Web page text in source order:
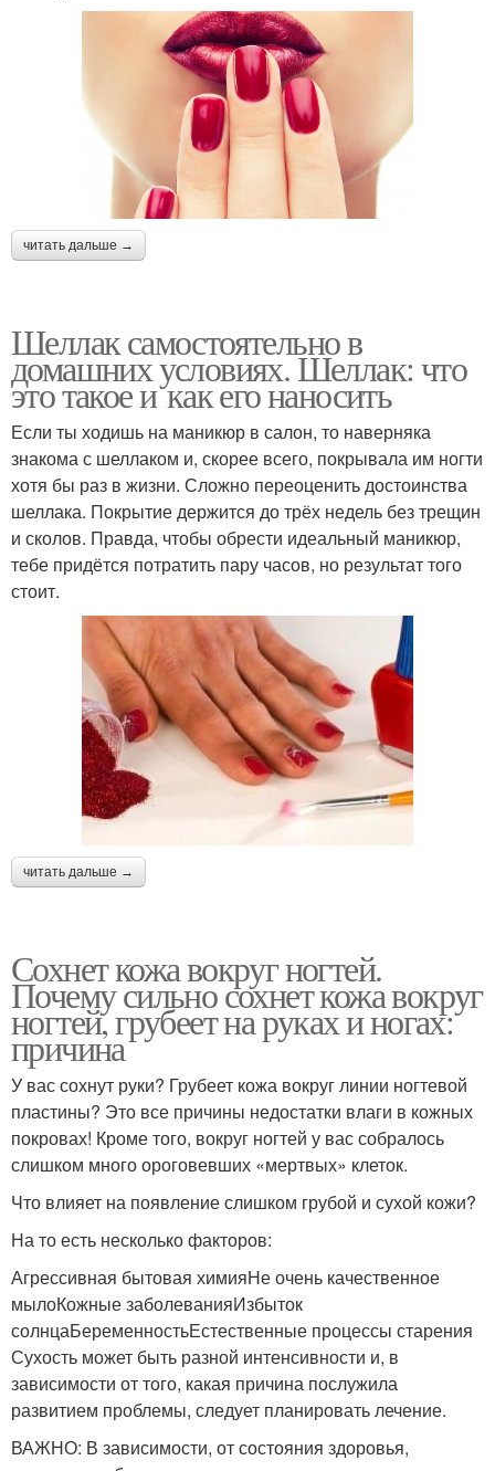
читать дальше →
Шеллак самостоятельно в
домашних условиях. Шеллак: что
это такое и как его наносить
Если ты ходишь на маникюр в салон, то наверняка
знакома с шеллаком и, скорее всего, покрывала им ногти
хотя бы раз в жизни. Сложно переоценить достоинства
шеллака. Покрытие держится до трёх недель без трещин
и сколов. Правда, чтобы обрести идеальный маникюр,
тебе придётся потратить пару часов, но результат того
стоит.
читать дальше →
Сохнет кожа вокруг ногтей.
Почему сильно сохнет кожа вокруг
ногтей, грубеет на руках и ногах:
причина
У вас сохнут руки? Грубеет кожа вокруг линии ногтевой
пластины? Это все причины недостатки влаги в кожных
покровах! Кроме того, вокруг ногтей у вас собралось
слишком много ороговевших «мертвых» клеток.
Что влияет на появление слишком грубой и сухой кожи?
На то есть несколько факторов:
Агрессивная бытовая химияНе очень качественное
мылоКожные заболеванияИзбыток
солнцаБеременностьЕстественные процессы старения
Сухость может быть разной интенсивности и, в
зависимости от того, какая причина послужила
развитием проблемы, следует планировать лечение.
ВАЖНО: В зависимости, от состояния здоровья,